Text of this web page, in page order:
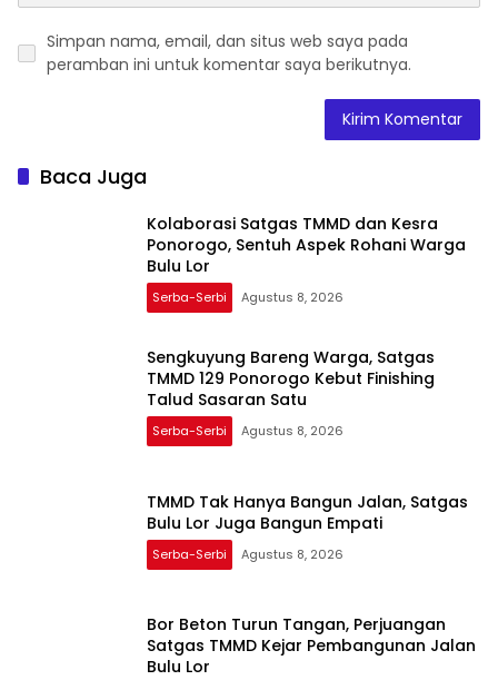
Simpan nama, email, dan situs web saya pada
peramban ini untuk komentar saya berikutnya.
Baca Juga
Kolaborasi Satgas TMMD dan Kesra
Ponorogo, Sentuh Aspek Rohani Warga
Bulu Lor
Serba-Serbi Agustus 8, 2026
Sengkuyung Bareng Warga, Satgas
TMMD 129 Ponorogo Kebut Finishing
Talud Sasaran Satu
Serba-Serbi Agustus 8, 2026
TMMD Tak Hanya Bangun Jalan, Satgas
Bulu Lor Juga Bangun Empati
Serba-Serbi Agustus 8, 2026
Bor Beton Turun Tangan, Perjuangan
Satgas TMMD Kejar Pembangunan Jalan
Bulu Lor